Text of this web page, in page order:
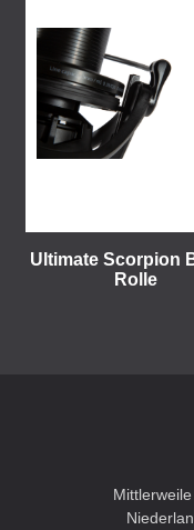
Ultimate Scorpion
Rolle